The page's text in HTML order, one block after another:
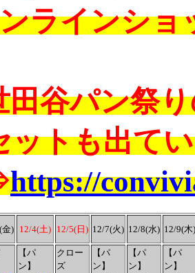
インショッ
ン祭りの
ットも出て
https://
金) 12/4(土) 12/5(日) 12/7(火) 12/8(水) 12/9(木)
【パ
ン】
クロー
ズ
【パ
ン】
【パ
ン】
【パ
ン】